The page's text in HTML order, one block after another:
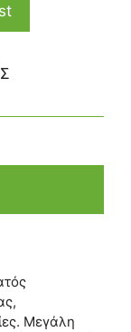
Μεγάλη